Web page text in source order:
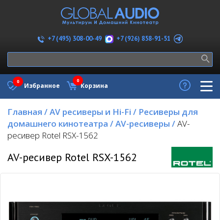
+7 (495) 308-00-49 +7 (926) 858-91-51
Избранное
0
Корзина
0
Главная /AV ресиверы и Hi-Fi / Ресиверы для
домашнего кинотеатра /AV-ресиверы /AV-
ресивер Rotel RSX-1562
AV-ресивер Rotel RSX-1562